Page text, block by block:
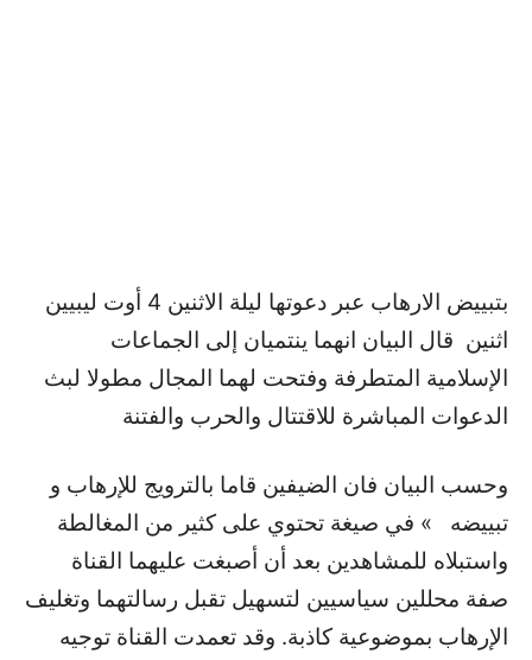
بتبييض الارهاب عبر دعوتها ليلة الاثنين 4 أوت ليبيين
اثنين قال البيان انهما ينتميان إلى الجماعات
الإسلامية المتطرفة وفتحت لهما المجال مطولا لبث
الدعوات المباشرة للاقتتال والحرب والفتنة
وحسب البيان فان الضيفين قاما بالترويج للإرهاب و
تبييضه » في صيغة تحتوي على كثير من المغالطة
واستبلاه للمشاهدين بعد أن أصبغت عليهما القناة
صفة محللين سياسيين لتسهيل تقبل رسالتهما وتغليف
الإرهاب بموضوعية كاذبة. وقد تعمدت القناة توجيه